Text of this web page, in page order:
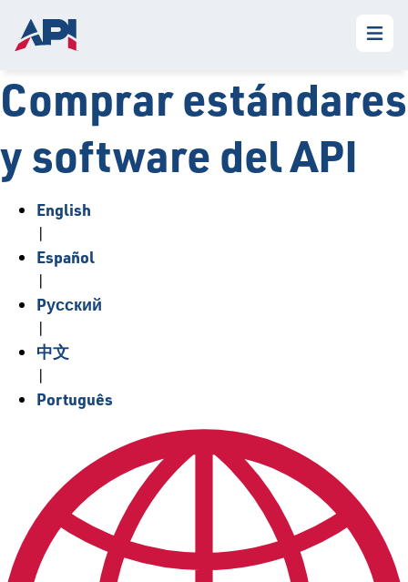
Comprar estándares
y software del API
English
|
Español
|
Pусский
|
中文
|
Português